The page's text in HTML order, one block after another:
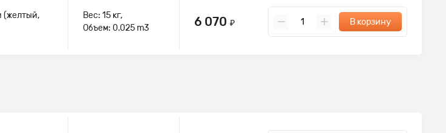
(желтый,
Вес: 15 кг,
Объем: 0.025 m3
6 070 ₽ В корзину